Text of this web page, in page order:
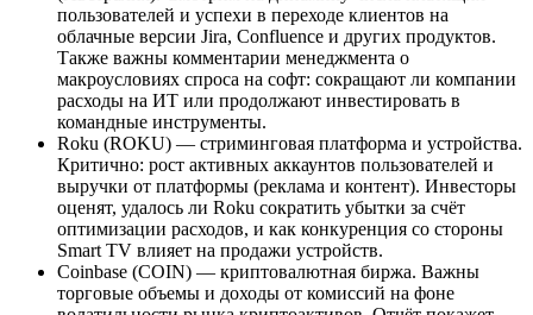
пользователей и успехи в переходе клиентов на
облачные версии Jira, Confluence и других продуктов.
Также важны комментарии менеджмента о
макроусловиях спроса на софт: сокращают ли компании
расходы на ИТ или продолжают инвестировать в
командные инструменты.
Roku (ROKU) — стриминговая платформа и устройства.
Критично: рост активных аккаунтов пользователей и
выручки от платформы (реклама и контент). Инвесторы
оценят, удалось ли Roku сократить убытки за счёт
оптимизации расходов, и как конкуренция со стороны
Smart TV влияет на продажи устройств.
Coinbase (COIN) — криптовалютная биржа. Важны
торговые объемы и доходы от комиссий на фоне